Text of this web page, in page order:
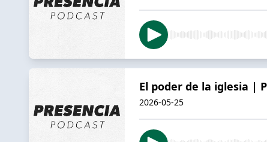
El poder de la iglesia |
2026-05-25